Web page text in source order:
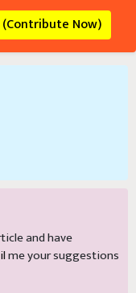
Now)
and have
me your suggestions